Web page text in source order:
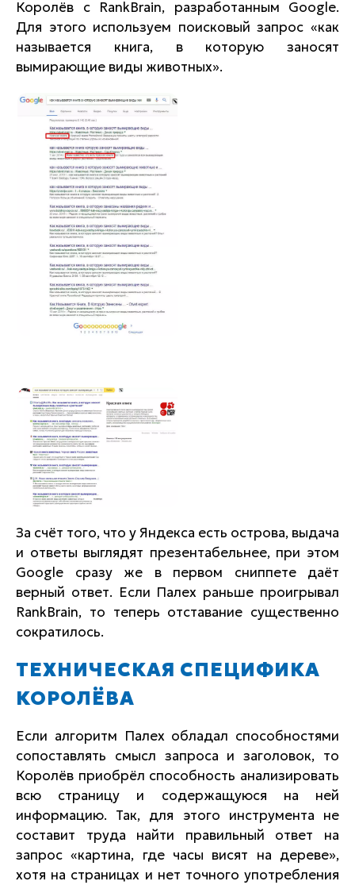
Королёв с RankBrain, разработанным Google.
Для этого используем поисковый запрос «как
называется книга, в которую заносят
вымирающие виды животных».
За счёт того, что у Яндекса есть острова, выдача
и ответы выглядят презентабельнее, при этом
Google сразу же в первом сниппете даёт
верный ответ. Если Палех раньше проигрывал
RankBrain, то теперь отставание существенно
сократилось.
ТЕХНИЧЕСКАЯ СПЕЦИФИКА
КОРОЛЁВА
Если алгоритм Палех обладал способностями
сопоставлять смысл запроса и заголовок, то
Королёв приобрёл способность анализировать
всю страницу и содержащуюся на ней
информацию. Так, для этого инструмента не
составит труда найти правильный ответ на
запрос «картина, где часы висят на дереве»,
хотя на страницах и нет точного употребления